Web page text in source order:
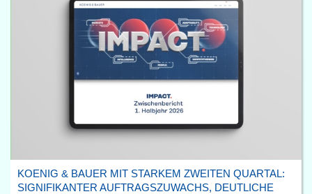
KOENIG & BAUER MIT STARKEM ZWEITEN QUARTAL:
SIGNIFIKANTER AUFTRAGSZUWACHS, DEUTLICHE